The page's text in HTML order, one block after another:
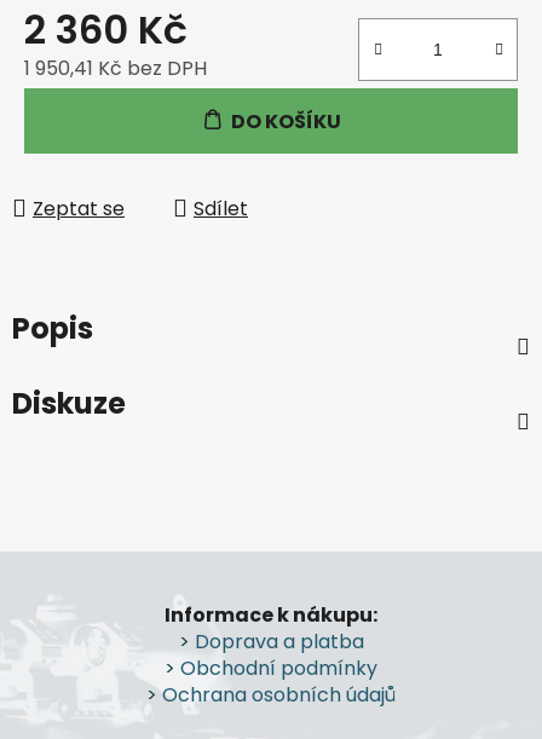
2 360 Kč
1 950,41 Kč bez DPH
DO KOŠÍKU
Zeptat se Sdílet
Popis
Diskuze
Z
p
a
Informace k nákupu:
> Doprava a platba
> Obchodní podmínky
> Ochrana osobních údajů